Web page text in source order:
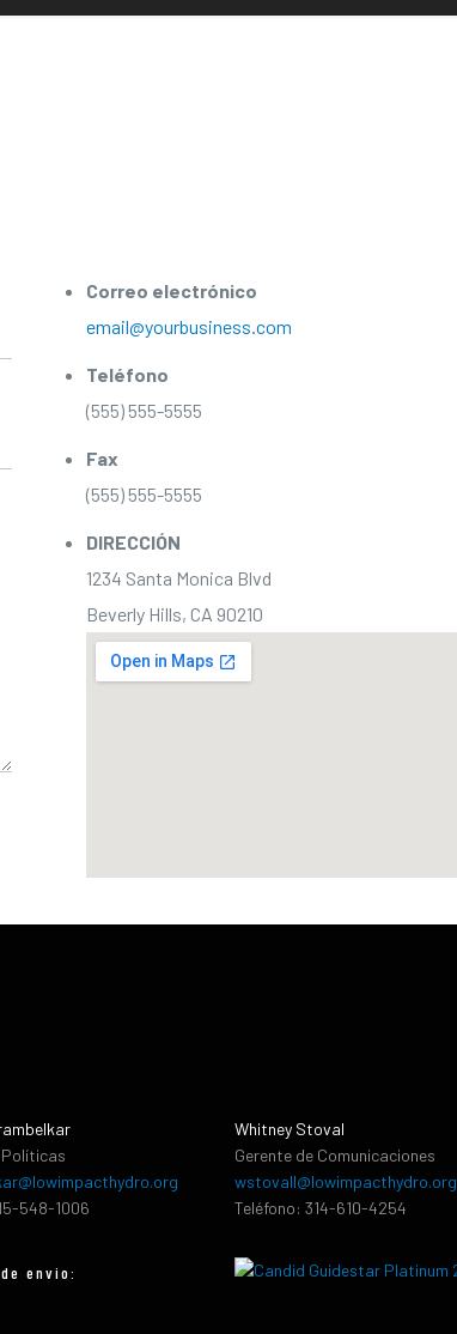
Correo electrónico
email@yourbusiness.com
Teléfono
(555) 555-5555
Fax
(555) 555-5555
DIRECCIÓN
1234 Santa Monica Blvd
Beverly Hills, CA 90210
548-1006
envio:
Whitney Stoval
Gerente de Comunicaciones
wstovall@lowimpacthydro.org
Teléfono: 314-610-4254